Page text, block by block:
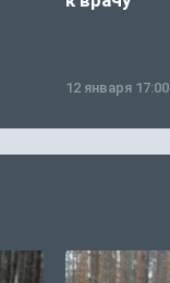
12 января 17:00